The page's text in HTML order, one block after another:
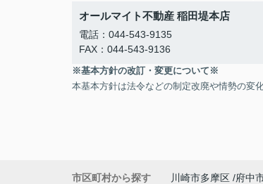
オールマイト不動産 稲田堤本店
電話：044-543-9135
FAX：044-543-9136
※基本方針の改訂・変更について※
本基本方針は法令などの制定改廃や情勢の変
市区町村から探す 川崎市多摩区 府中